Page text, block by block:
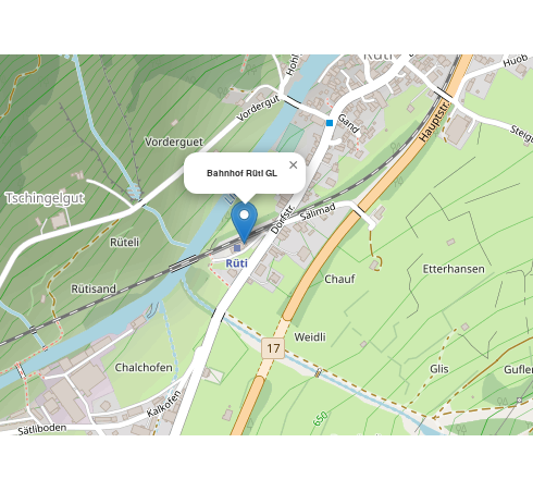
Bahnhof Rüti GL ×